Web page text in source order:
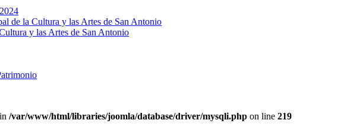
de la Cultura y las Artes de San Antonio
y las Artes de San Antonio
/var/www/html/libraries/joomla/database/driver/mysqli.php on line 219